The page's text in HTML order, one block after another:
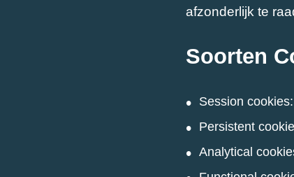
afzonderlijk te
Soorten
Session
Persistent
Analytical